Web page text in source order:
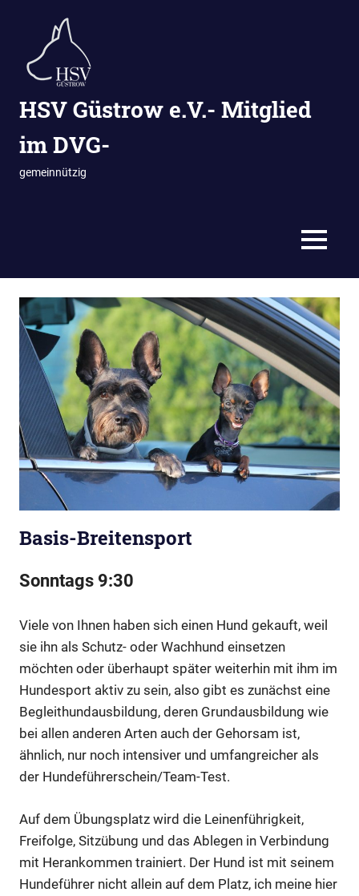
springen
HSV Güstrow e.V.- Mitglied
im DVG-
gemeinnützig
MENÜ
Basis-Breitensport
Sonntags 9:30
Viele von Ihnen haben sich einen Hund gekauft, weil
sie ihn als Schutz- oder Wachhund einsetzen
möchten oder überhaupt später weiterhin mit ihm im
Hundesport aktiv zu sein, also gibt es zunächst eine
Begleithundausbildung, deren Grundausbildung wie
bei allen anderen Arten auch der Gehorsam ist,
ähnlich, nur noch intensiver und umfangreicher als
der Hundeführerschein/Team-Test.
Auf dem Übungsplatz wird die Leinenführigkeit,
Freifolge, Sitzübung und das Ablegen in Verbindung
mit Herankommen trainiert. Der Hund ist mit seinem
Hundeführer nicht allein auf dem Platz, ich meine hier